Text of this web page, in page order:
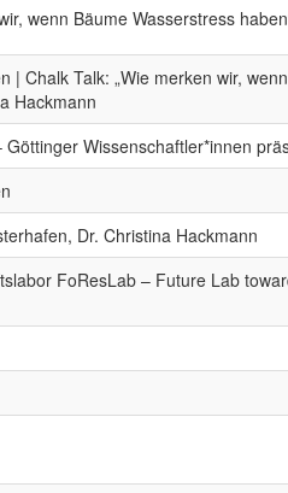
wenn Bäume Wasserstress
| Chalk Talk: „Wie merken wir,
Hackmann
Göttinger Wissenschaftler*innen
Dr. Christina Hackmann
FoResLab – Future Lab